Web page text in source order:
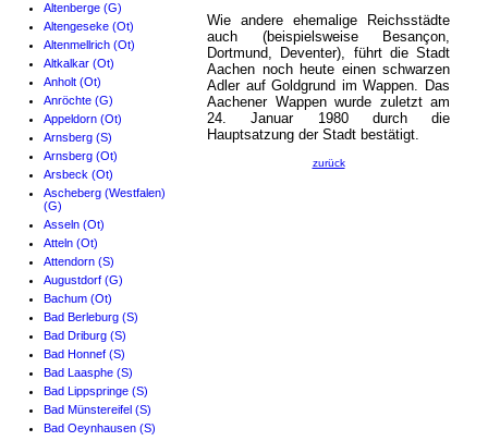
Altenberge (G)
Altengeseke (Ot)
Altenmellrich (Ot)
Altkalkar (Ot)
Anholt (Ot)
Anröchte (G)
Appeldorn (Ot)
Arnsberg (S)
Arnsberg (Ot)
Arsbeck (Ot)
Ascheberg (Westfalen)
(G)
Asseln (Ot)
Atteln (Ot)
Attendorn (S)
Augustdorf (G)
Bachum (Ot)
Bad Berleburg (S)
Bad Driburg (S)
Bad Honnef (S)
Bad Laasphe (S)
Bad Lippspringe (S)
Bad Münstereifel (S)
Bad Oeynhausen (S)
Wie andere ehemalige Reichsstädte
auch (beispielsweise Besançon,
Dortmund, Deventer), führt die Stadt
Aachen noch heute einen schwarzen
Adler auf Goldgrund im Wappen. Das
Aachener Wappen wurde zuletzt am
24. Januar 1980 durch die
Hauptsatzung der Stadt bestätigt.
zurück